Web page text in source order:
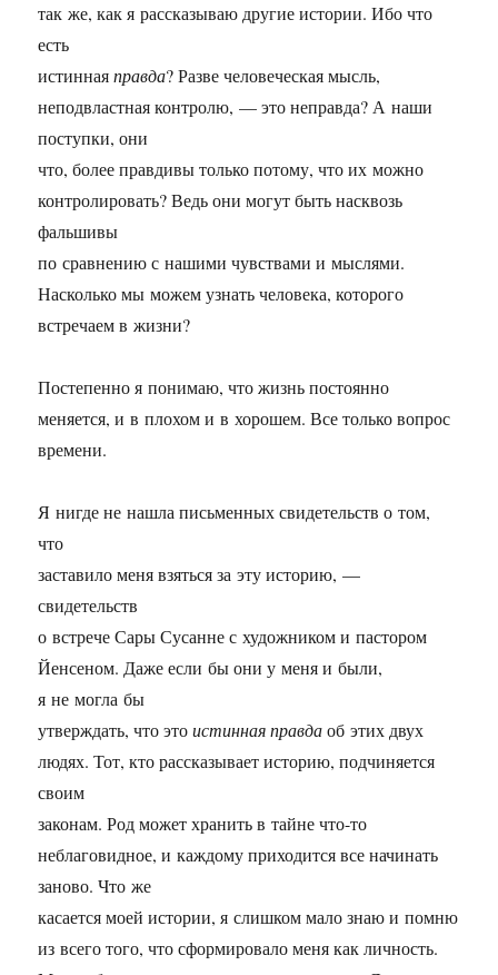
так же, как я рассказываю другие истории. Ибо что
есть
истиннаяправда? Разве человеческая мысль,
неподвластная контролю, — это неправда? А наши
поступки, они
что, более правдивы только потому, что их можно
контролировать? Ведь они могут быть насквозь
фальшивы
по сравнению с нашими чувствами и мыслями.
Насколько мы можем узнать человека, которого
встречаем в жизни?
Постепенно я понимаю, что жизнь постоянно
меняется, и в плохом и в хорошем. Все только вопрос
времени.
Я нигде не нашла письменных свидетельств о том,
что
заставило меня взяться за эту историю, —
свидетельств
о встрече Сары Сусанне с художником и пастором
Йенсеном. Даже если бы они у меня и были,
я не могла бы
утверждать, что этоистинная правдаоб этих двух
людях. Тот, кто рассказывает историю, подчиняется
своим
законам. Род может хранить в тайне что-то
неблаговидное, и каждому приходится все начинать
заново. Что же
касается моей истории, я слишком мало знаю и помню
из всего того, что сформировало меня как личность.